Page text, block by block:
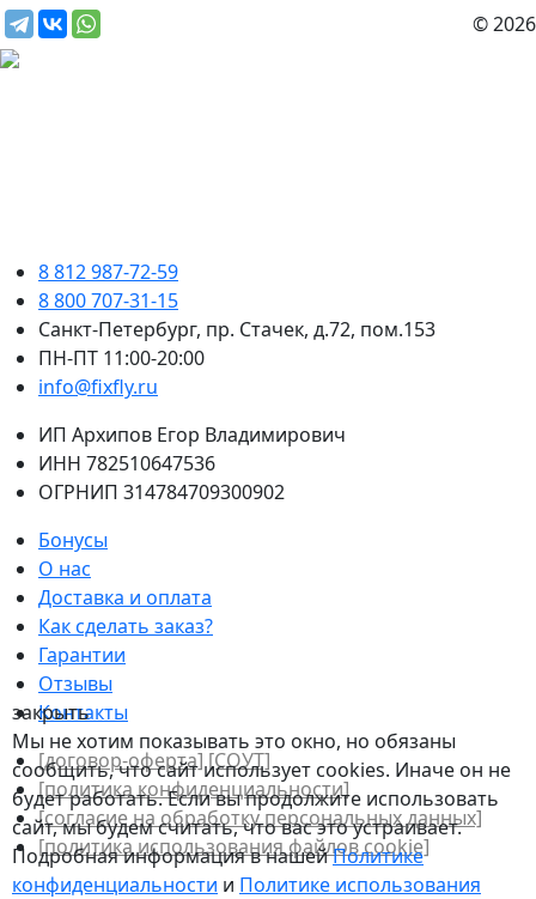
закрыть
Мы не хотим показывать это окно, но обязаны
сообщить, что сайт использует cookies. Иначе он не
будет работать. Если вы продолжите использовать
сайт, мы будем считать, что вас это устраивает.
Подробная информация в нашейПолитике
конфиденциальности и Политике использования
© 2026
8 812 987-72-59
8 800 707-31-15
Санкт-Петербург, пр. Стачек, д.72, пом.153
ПН-ПТ 11:00-20:00
info@fixfly.ru
ИП Архипов Егор Владимирович
ИНН 782510647536
ОГРНИП 314784709300902
Бонусы
О нас
Доставка и оплата
Как сделать заказ?
Гарантии
Отзывы
Контакты
[договор-оферта] [СОУТ]
[политикa конфиденциальности]
[согласие на обработку персональных данных]
[политика использования файлов сookie]